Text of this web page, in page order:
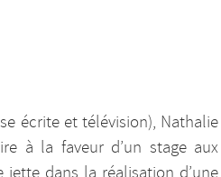
écrite et télévision), Nathalie
à la faveur d’un stage aux